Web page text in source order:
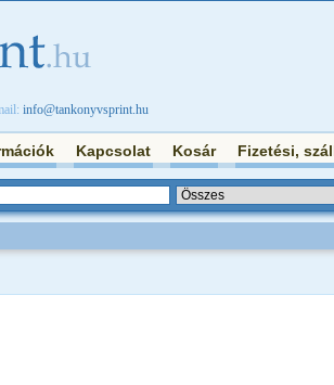
info@tankonyvsprint.hu
Kapcsolat Kosár Fizetési,